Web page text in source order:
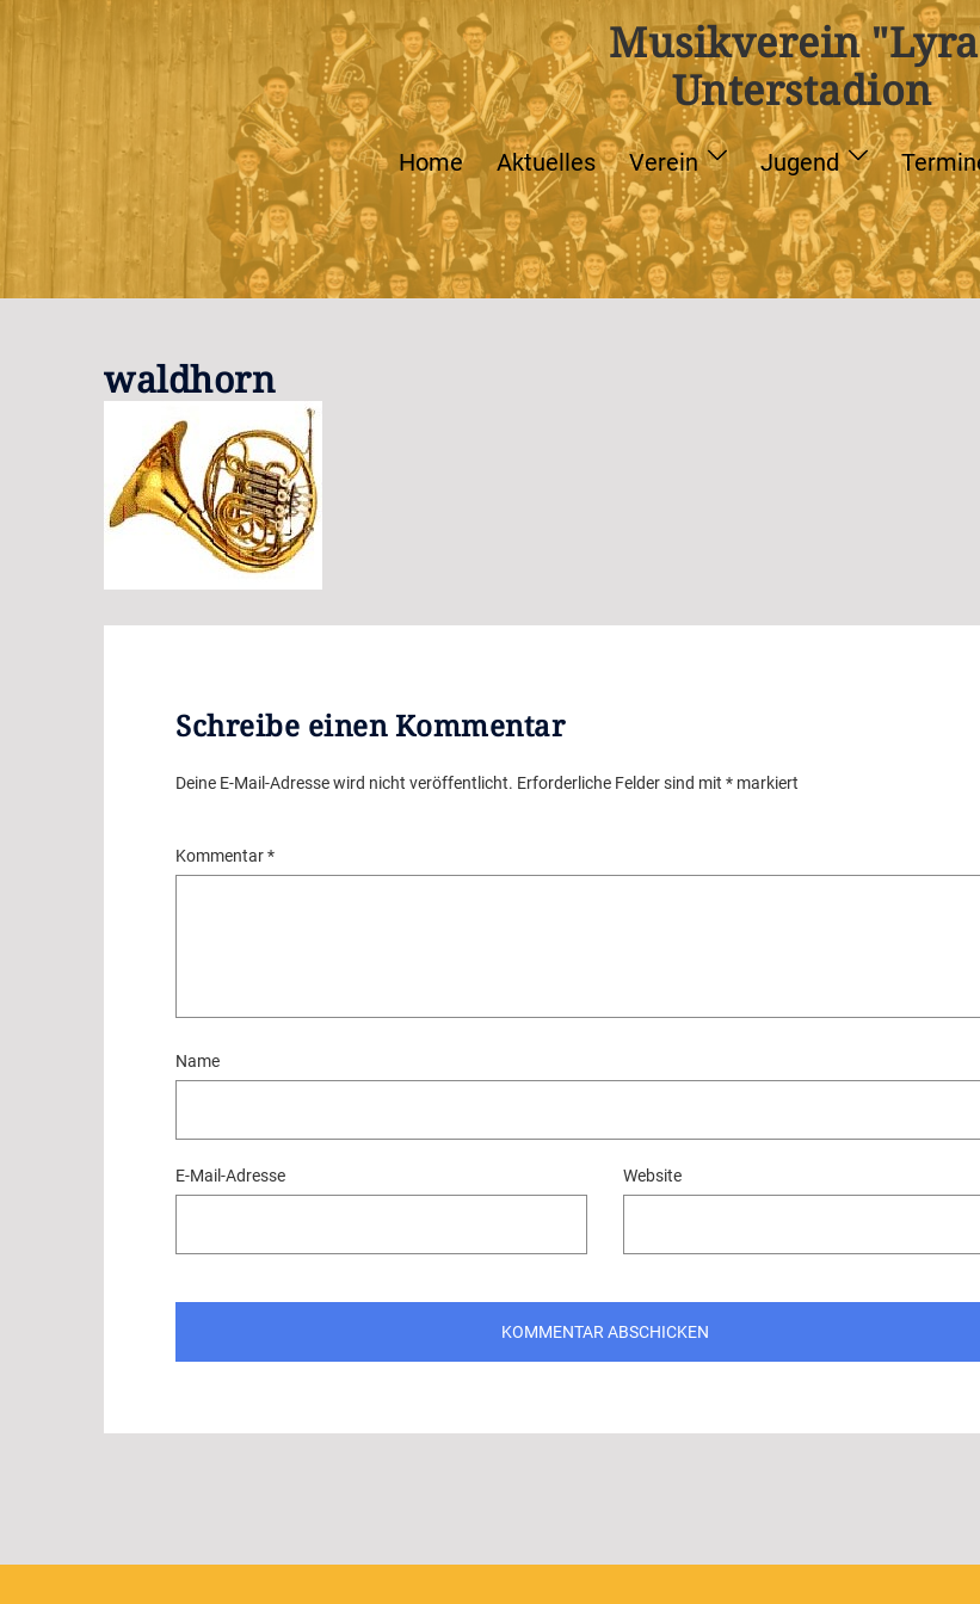
Musikverein
Unterstadion
Home Aktuelles Verein Jugend
waldhorn
Schreibe einen Kommentar
Deine E-Mail-Adresse wird nicht veröffentlicht. Erforderliche Felder sind mit * markiert
Kommentar*
Name
E-Mail-Adresse Website